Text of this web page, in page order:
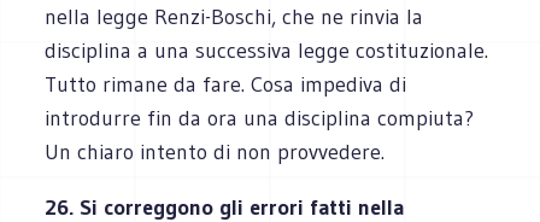
nella legge Renzi-Boschi, che ne rinvia la
disciplina a una successiva legge costituzionale.
Tutto rimane da fare. Cosa impediva di
introdurre fin da ora una disciplina compiuta?
Un chiaro intento di non provvedere.
26. Si correggono gli errori fatti nella